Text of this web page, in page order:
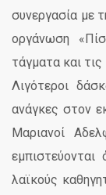
συνεργασία με
οργάνωση
τάγματα και τις
Λιγότεροι
ανάγκες στον
Μαριανοί
λαϊκούς